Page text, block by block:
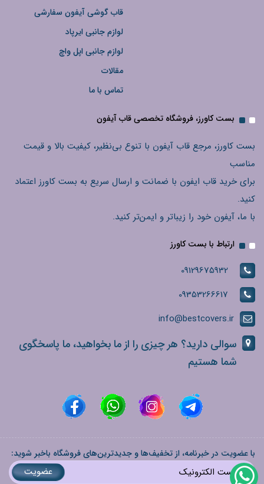
قاب گوشی آیفون سفارشی
لوازم جانبی ایرپاد
لوازم جانبی اپل واچ
مقالات
تماس با ما
بست کاورز، فروشگاه تخصصی قاب آیفون
بست کاورز، مرجع قاب آیفون با تنوع بی‌نظیر، کیفیت بالا و قیمت
مناسب
برای خرید قاب ایفون با ضمانت و ارسال سریع به بست کاورز اعتماد
کنید.
با ما، آیفون خود را زیباتر و ایمن‌تر کنید.
ارتباط با بست کاورز
09129675932
09353266617
info@bestcovers.ir
سوالی دارید؟ هر چیزی را از ما بخواهید، ما پاسخگوی
شما هستیم
با عضویت در خبرنامه، از تخفیف‌ها و جدیدترین‌های فروشگاه باخبر شوید:
عضویت